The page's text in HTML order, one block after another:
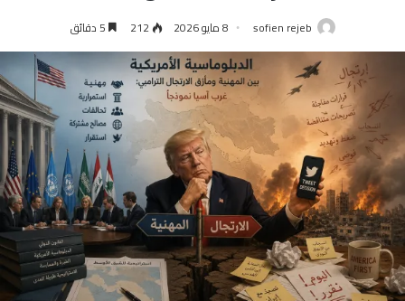
sofien rejeb 8 مايو 2026 212